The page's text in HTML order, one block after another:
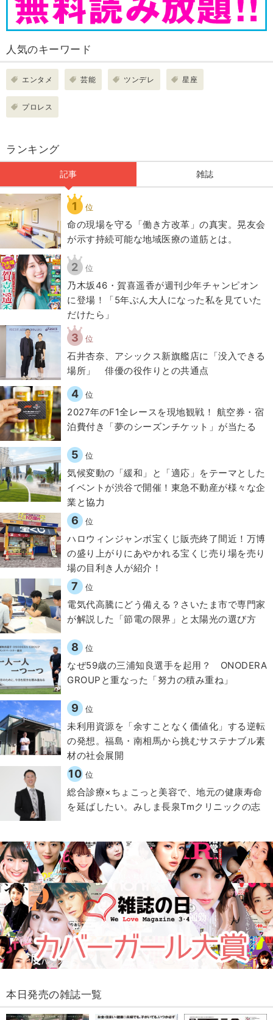
人気のキーワード
エンタメ 芸能 ツンデレ 星座
プロレス
ランキング
記事 雑誌
1 位
​命の現場を守る「働き方改革」の真実。晃友会
が示す持続可能な地域医療の道筋とは。
2 位
乃木坂46・賀喜遥香が週刊少年チャンピオン
に登場！「5年ぶん大人になった私を見ていた
だけたら」
3 位
石井杏奈、アシックス新旗艦店に「没入できる
場所」 俳優の役作りとの共通点
4 位
2027年のF1全レースを現地観戦！ 航空券・宿
泊費付き「夢のシーズンチケット」が当たる
5 位
気候変動の「緩和」と「適応」をテーマとした
イベントが渋谷で開催！東急不動産が様々な企
業と協力
6 位
ハロウィンジャンボ宝くじ販売終了間近！万博
の盛り上がりにあやかれる宝くじ売り場を売り
場の目利き人が紹介！
7 位
電気代高騰にどう備える？さいたま市で専門家
が解説した「節電の限界」と太陽光の選び方
8 位
なぜ59歳の三浦知良選手を起用？ ONODERA
GROUPと重なった「努力の積み重ね」
9 位
​​未利用資源を「余すことなく価値化」する逆転
の発想。福島・南相馬から挑むサステナブル素
材の社会展開​
10 位
総合診療×ちょこっと美容で、地元の健康寿命
を延ばしたい。みしま長泉Tmクリニックの志
本日発売の雑誌一覧